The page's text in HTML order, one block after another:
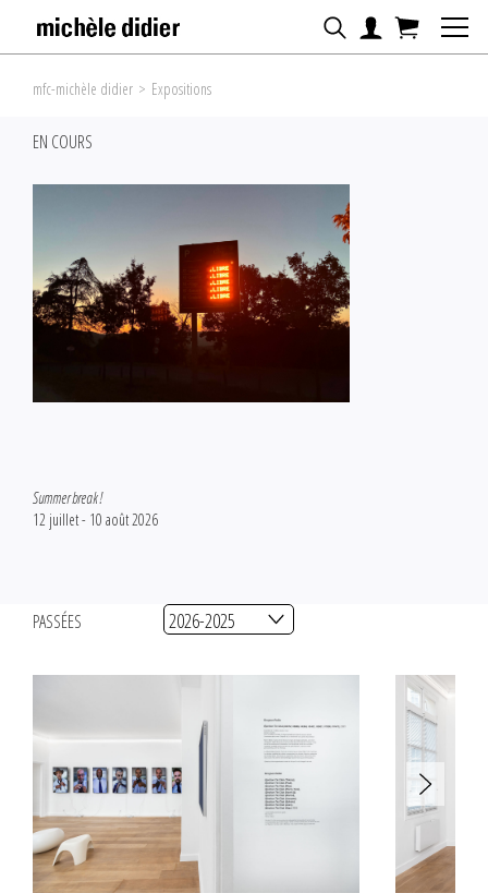
mfc-michèle didier > Expositions
EN COURS
Summer break !
12 juillet - 10 août 2026
PASSÉES